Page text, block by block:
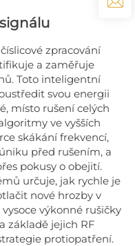
zpracování
a zaměřuje
Toto inteligentní
svou energii
místo rušení celých
ve vyšších
skákání frekvencí,
před rušením, a
pokusy o obejití.
určuje, jak rychle je
nové hrozby v
výkonné rušičky
základě jejich RF
protiopatření.